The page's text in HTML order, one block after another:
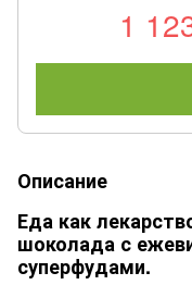
1
Описание
Еда как
шоколада с
суперфудами.